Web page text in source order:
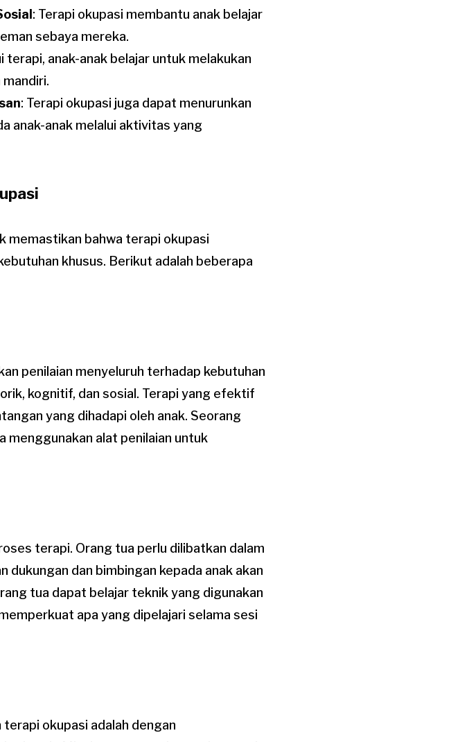
: Terapi okupasi membantu anak belajar
sebaya mereka.
terapi, anak-anak belajar untuk melakukan
: Terapi okupasi juga dapat menurunkan
anak-anak melalui aktivitas yang
memastikan bahwa terapi okupasi
khusus. Berikut adalah beberapa
penilaian menyeluruh terhadap kebutuhan
kognitif, dan sosial. Terapi yang efektif
yang dihadapi oleh anak. Seorang
menggunakan alat penilaian untuk
terapi. Orang tua perlu dilibatkan dalam
dukungan dan bimbingan kepada anak akan
tua dapat belajar teknik yang digunakan
apa yang dipelajari selama sesi
okupasi adalah dengan